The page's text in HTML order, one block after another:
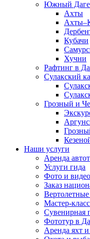
Южный
Ахты
Кубачи
Хучни
Рафтинг в
Сулакский
Грозный и
Наши услуги
Аренда
Услуги гида
Фото и
Заказ
Мастер-
Сувенирная
Фототур в
Аренда яхт и